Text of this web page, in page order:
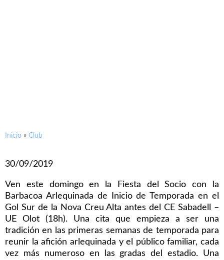
Inicio » Club
30/09/2019
Ven este domingo en la Fiesta del Socio con la
Barbacoa Arlequinada de Inicio de Temporada en el
Gol Sur de la Nova Creu Alta antes del CE Sabadell –
UE Olot (18h). Una cita que empieza a ser una
tradición en las primeras semanas de temporada para
reunir la afición arlequinada y el público familiar, cada
vez más numeroso en las gradas del estadio. Una